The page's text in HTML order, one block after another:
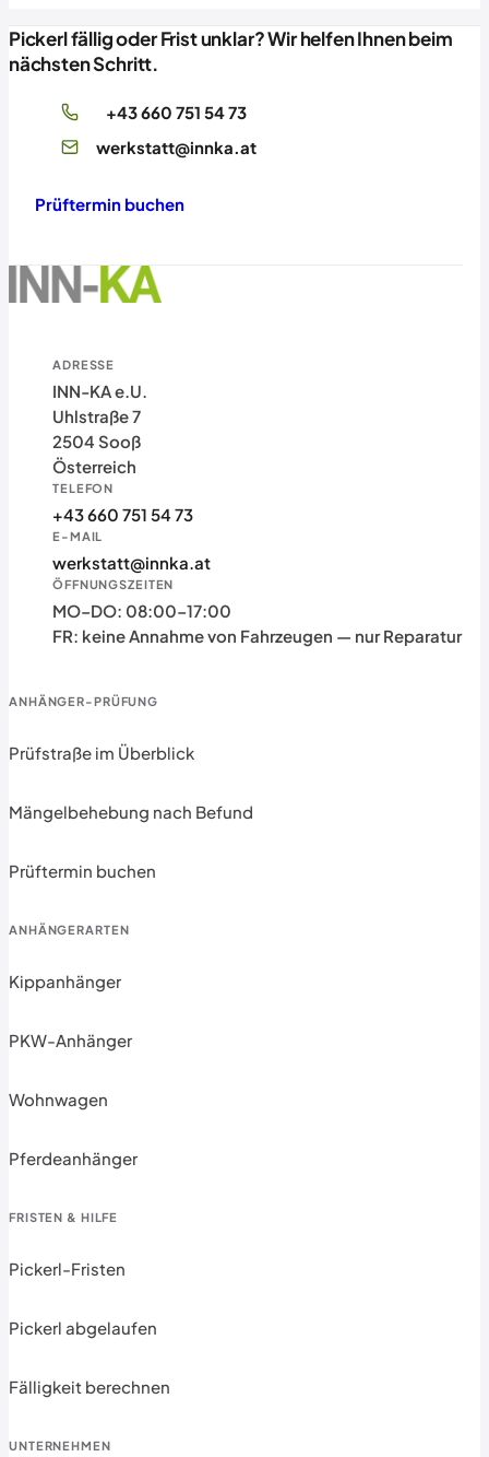
Pickerl fällig oder Frist unklar? Wir helfen Ihnen beim
nächsten Schritt.
+43 660 751 54 73
werkstatt@innka.at
Prüftermin buchen
ADRESSE
INN-KA e.U.
Uhlstraße 7
2504 Sooß
Österreich
TELEFON
+43 660 751 54 73
E-MAIL
werkstatt@innka.at
ÖFFNUNGSZEITEN
MO–DO: 08:00–17:00
FR: keine Annahme von Fahrzeugen — nur Reparatur
ANHÄNGER-PRÜFUNG
Prüfstraße im Überblick
Mängelbehebung nach Befund
Prüftermin buchen
ANHÄNGERARTEN
Kippanhänger
PKW-Anhänger
Wohnwagen
Pferdeanhänger
FRISTEN & HILFE
Pickerl-Fristen
Pickerl abgelaufen
Fälligkeit berechnen
UNTERNEHMEN